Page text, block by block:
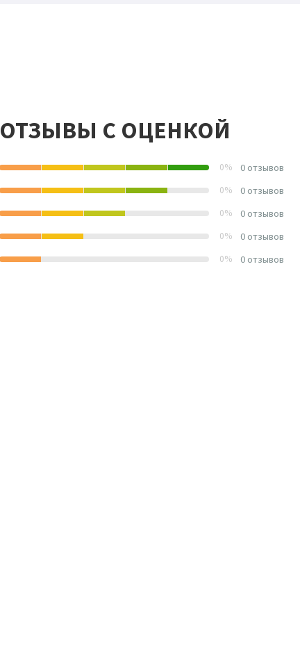
ОТЗЫВЫ С ОЦЕНКОЙ
0% 0 отзывов
0% 0 отзывов
0% 0 отзывов
0% 0 отзывов
0% 0 отзывов